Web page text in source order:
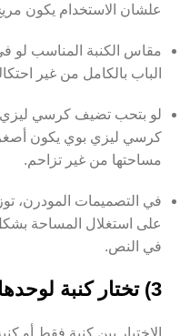
علشان الاستخدام يكون
مقاس الكنبة المناسب لو
الباب بالكامل من غير
لو بتحب تضيف كرسي ليزي
كرسي ليزي بوي يكون
مساحتها من غير تزاحم.
في التصميمات المودرن،
على استغلال المساحة
في النص.
3) تختار كنبة لوحدها ولا كنبة مع ركـنة؟
الاختيار بين كنبة فقط أو